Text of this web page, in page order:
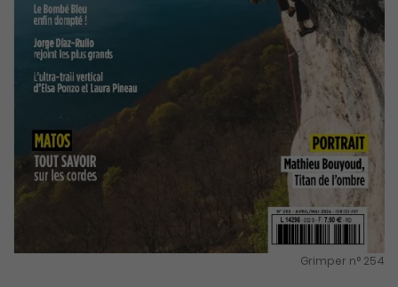
Grimper n° 254